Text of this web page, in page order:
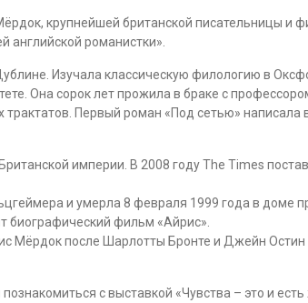
крупнейшей британской писательницы
английской романистки».
Изучала классическую филологию в
Она сорок лет прожила в браке с
Первый роман «Под сетью» написала
империи. В 2008 году The Times
и умерла 8 февраля 1999 года в доме
биографический фильм «Айрис».
Мёрдок после Шарлотты Бронте и Джейн
с выставкой «Чувства – это и